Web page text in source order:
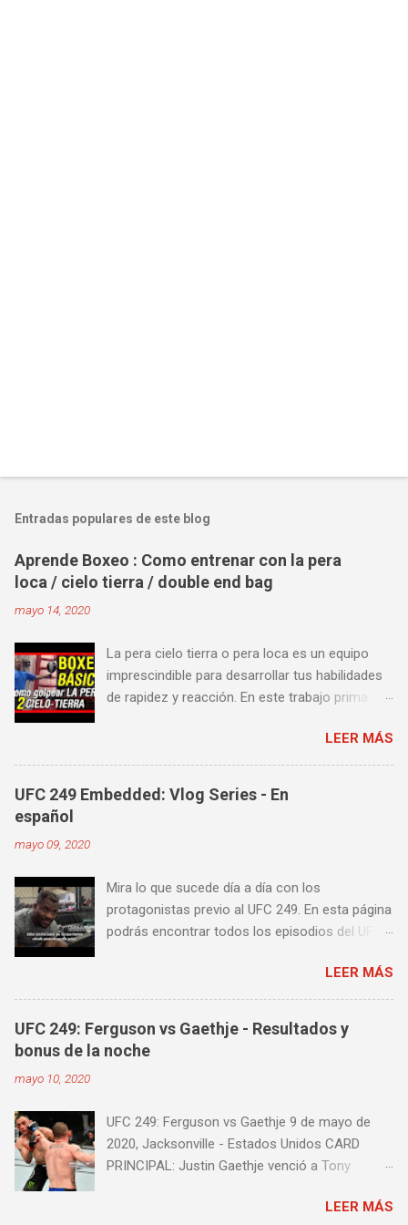
Entradas populares de este blog
Aprende Boxeo : Como entrenar con la pera
loca / cielo tierra / double end bag
mayo 14, 2020
La pera cielo tierra o pera loca es un equipo
imprescindible para desarrollar tus habilidades
de rapidez y reacción. En este trabajo prima
fuerza o la contundencia. Este trabajo también
es fenomenal para desarrollar esquives y
contra golpes a alta velocidad; así como
también las entradas rápidas para acortar
algunos videos donde puedes aprender a
golpear la pera cielo tierra o pera loca. En esta
lista de videos podrás ver diversos tipos de
LEER MÁS
UFC 249 Embedded: Vlog Series - En
español
mayo 09, 2020
Mira lo que sucede día a día con los
protagonistas previo al UFC 249. En esta página
podrás encontrar todos los episodios del UFC
castellano. Te sugiero que estés pendiente ya
que día a día iremos actualizando está pagina
con un nuevo episodio del UFC 249 Embedded:
Vlog Series. Episodio 1 Episodio 2
LEER MÁS
UFC 249: Ferguson vs Gaethje - Resultados y
bonus de la noche
mayo 10, 2020
UFC 249: Ferguson vs Gaethje 9 de mayo de
2020, Jacksonville - Estados Unidos CARD
PRINCIPAL: Justin Gaethje venció a Tony
Round 5 Henry Cejudo venció a Dominick Cruz
LEER MÁS